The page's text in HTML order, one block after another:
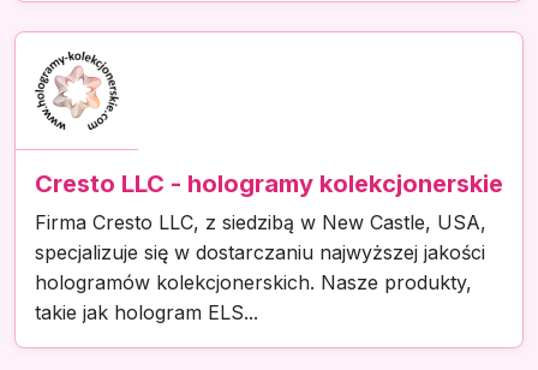
Cresto LLC - hologramy kolekcjonerskie
Firma Cresto LLC, z siedzibą w New Castle, USA,
specjalizuje się w dostarczaniu najwyższej jakości
hologramów kolekcjonerskich. Nasze produkty,
takie jak hologram ELS...